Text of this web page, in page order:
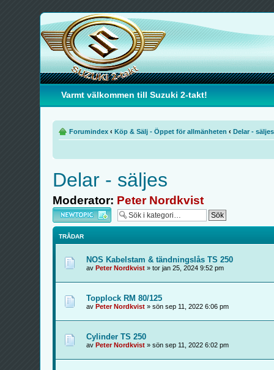
Varmt välkommen till Suzuki 2-takt!
Forumindex ‹ Köp & Sälj - Öppet för allmänheten ‹ Delar - säljes
Delar - säljes
Moderator: Peter Nordkvist
Skapa en ny tråd
TRÅDAR
NOS Kabelstam & tändningslås TS 250
av Peter Nordkvist » tor jan 25, 2024 9:52 pm
Topplock RM 80/125
av Peter Nordkvist » sön sep 11, 2022 6:06 pm
Cylinder TS 250
av Peter Nordkvist » sön sep 11, 2022 6:02 pm